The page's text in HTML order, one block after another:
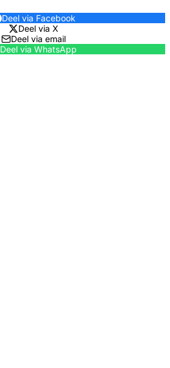
Deel via Facebook
Deel via X
Deel via email
Deel via WhatsApp